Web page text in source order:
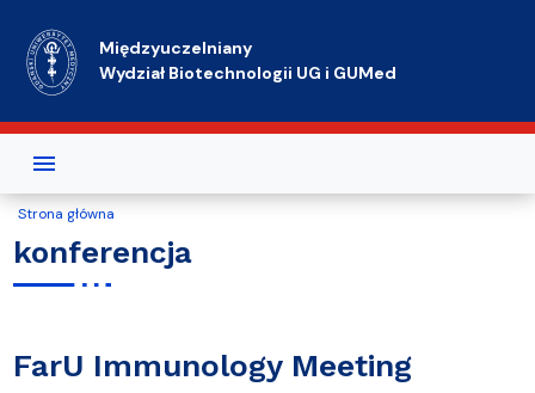
Międzyuczelniany
Wydział Biotechnologii UG i GUMed
Strona główna
konferencja
FarU Immunology Meeting